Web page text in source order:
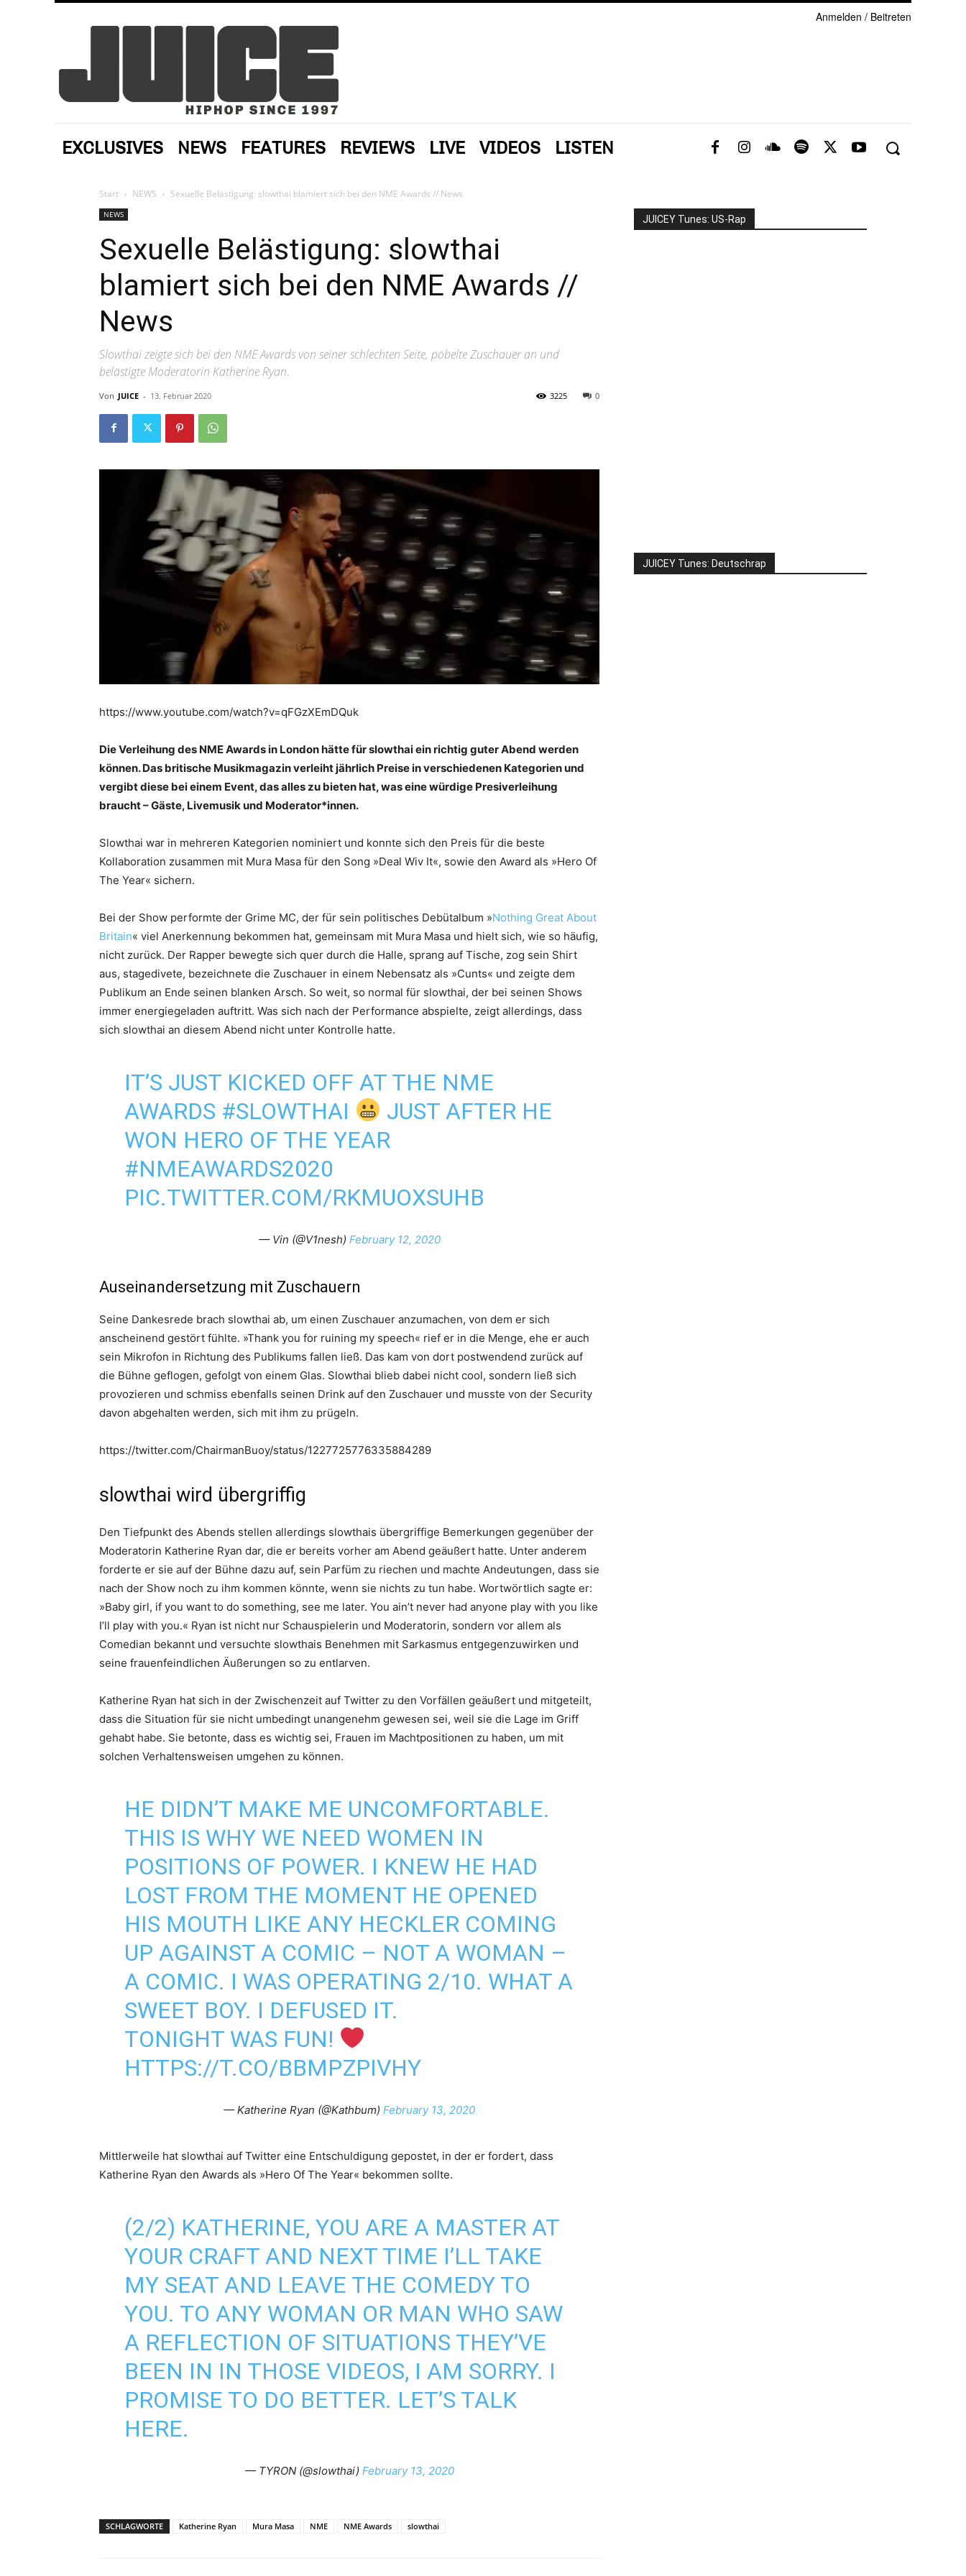
Anmelden / Beitreten
EXCLUSIVES NEWS FEATURES REVIEWS LIVE VIDEOS LISTEN
Start NEWS Sexuelle Belästigung: slowthai blamiert sich bei den NME Awards // News
NEWS
Sexuelle Belästigung: slowthai
blamiert sich bei den NME Awards //
News
Slowthai zeigte sich bei den NME Awards von seiner schlechten Seite, pöbelte Zuschauer an und
belästigte Moderatorin Katherine Ryan.
Von JUICE - 13. Februar 2020 0
3225
https://www.youtube.com/watch?v=qFGzXEmDQuk
Die Verleihung des NME Awards in London hätte für slowthai ein richtig guter Abend werden
können. Das britische Musikmagazin verleiht jährlich Preise in verschiedenen Kategorien und
vergibt diese bei einem Event, das alles zu bieten hat, was eine würdige Presiverleihung
braucht – Gäste, Livemusik und Moderator*innen.
Slowthai war in mehreren Kategorien nominiert und konnte sich den Preis für die beste
Kollaboration zusammen mit Mura Masa für den Song »Deal Wiv It«, sowie den Award als »Hero Of
The Year« sichern.
Bei der Show performte der Grime MC, der für sein politisches Debütalbum »Nothing Great About
Britain« viel Anerkennung bekommen hat, gemeinsam mit Mura Masa und hielt sich, wie so häufig,
nicht zurück. Der Rapper bewegte sich quer durch die Halle, sprang auf Tische, zog sein Shirt
aus, stagedivete, bezeichnete die Zuschauer in einem Nebensatz als »Cunts« und zeigte dem
Publikum an Ende seinen blanken Arsch. So weit, so normal für slowthai, der bei seinen Shows
immer energiegeladen auftritt. Was sich nach der Performance abspielte, zeigt allerdings, dass
sich slowthai an diesem Abend nicht unter Kontrolle hatte.
IT’S JUST KICKED OFF AT THE NME
AWARDS #SLOWTHAI
JUST AFTER HE
WON HERO OF THE YEAR
#NMEAWARDS2020
PIC.TWITTER.COM/RKMUOXSUHB
— Vin (@V1nesh) February 12, 2020
Auseinandersetzung mit Zuschauern
Seine Dankesrede brach slowthai ab, um einen Zuschauer anzumachen, von dem er sich
anscheinend gestört fühlte. »Thank you for ruining my speech« rief er in die Menge, ehe er auch
sein Mikrofon in Richtung des Publikums fallen ließ. Das kam von dort postwendend zurück auf
die Bühne geflogen, gefolgt von einem Glas. Slowthai blieb dabei nicht cool, sondern ließ sich
provozieren und schmiss ebenfalls seinen Drink auf den Zuschauer und musste von der Security
davon abgehalten werden, sich mit ihm zu prügeln.
https://twitter.com/ChairmanBuoy/status/1227725776335884289
slowthai wird übergriffig
Den Tiefpunkt des Abends stellen allerdings slowthais übergriffige Bemerkungen gegenüber der
Moderatorin Katherine Ryan dar, die er bereits vorher am Abend geäußert hatte. Unter anderem
forderte er sie auf der Bühne dazu auf, sein Parfüm zu riechen und machte Andeutungen, dass sie
nach der Show noch zu ihm kommen könnte, wenn sie nichts zu tun habe. Wortwörtlich sagte er:
»Baby girl, if you want to do something, see me later. You ain’t never had anyone play with you like
I’ll play with you.« Ryan ist nicht nur Schauspielerin und Moderatorin, sondern vor allem als
Comedian bekannt und versuchte slowthais Benehmen mit Sarkasmus entgegenzuwirken und
seine frauenfeindlichen Äußerungen so zu entlarven.
Katherine Ryan hat sich in der Zwischenzeit auf Twitter zu den Vorfällen geäußert und mitgeteilt,
dass die Situation für sie nicht umbedingt unangenehm gewesen sei, weil sie die Lage im Griff
gehabt habe. Sie betonte, dass es wichtig sei, Frauen im Machtpositionen zu haben, um mit
solchen Verhaltensweisen umgehen zu können.
HE DIDN’T MAKE ME UNCOMFORTABLE.
THIS IS WHY WE NEED WOMEN IN
POSITIONS OF POWER. I KNEW HE HAD
LOST FROM THE MOMENT HE OPENED
HIS MOUTH LIKE ANY HECKLER COMING
UP AGAINST A COMIC – NOT A WOMAN –
A COMIC. I WAS OPERATING 2/10. WHAT A
SWEET BOY. I DEFUSED IT.
TONIGHT WAS FUN!
HTTPS://T.CO/BBMPZPIVHY
— Katherine Ryan (@Kathbum) February 13, 2020
Mittlerweile hat slowthai auf Twitter eine Entschuldigung gepostet, in der er fordert, dass
Katherine Ryan den Awards als »Hero Of The Year« bekommen sollte.
(2/2) KATHERINE, YOU ARE A MASTER AT
YOUR CRAFT AND NEXT TIME I’LL TAKE
MY SEAT AND LEAVE THE COMEDY TO
YOU. TO ANY WOMAN OR MAN WHO SAW
A REFLECTION OF SITUATIONS THEY’VE
BEEN IN IN THOSE VIDEOS, I AM SORRY. I
PROMISE TO DO BETTER. LET’S TALK
HERE.
— TYRON (@slowthai) February 13, 2020
SCHLAGWORTE Katherine Ryan Mura Masa NME NME Awards slowthai
JUICEY Tunes: US-Rap
JUICEY Tunes: Deutschrap